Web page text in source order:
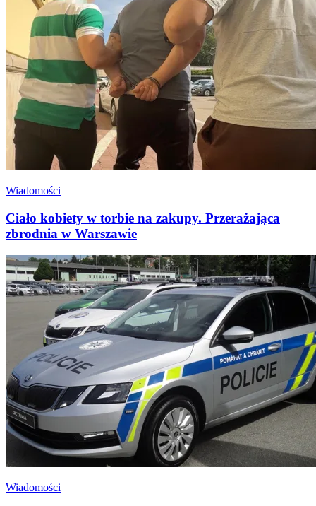
Wiadomości
Ciało kobiety w torbie na zakupy. Przerażająca
zbrodnia w Warszawie
Wiadomości